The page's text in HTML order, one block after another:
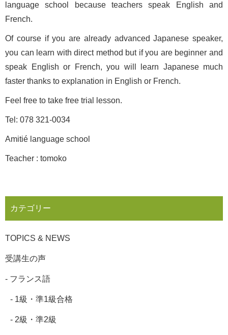
language school because teachers speak English and
French.
Of course if you are already advanced Japanese speaker,
you can learn with direct method but if you are beginner and
speak English or French, you will learn Japanese much
faster thanks to explanation in English or French.
Feel free to take free trial lesson.
Tel: 078 321-0034
Amitié language school
Teacher : tomoko
カテゴリー
TOPICS & NEWS
受講生の声
- フランス語
- 1級・準1級合格
- 2級・準2級